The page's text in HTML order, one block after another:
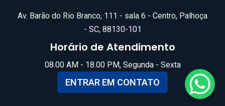
Av. Barão do Rio Branco, 111 - sala 6 - Centro, Palhoça
- SC, 88130-101
Horário de Atendimento
08.00 AM - 18.00 PM, Segunda - Sexta
ENTRAR EM CONTATO